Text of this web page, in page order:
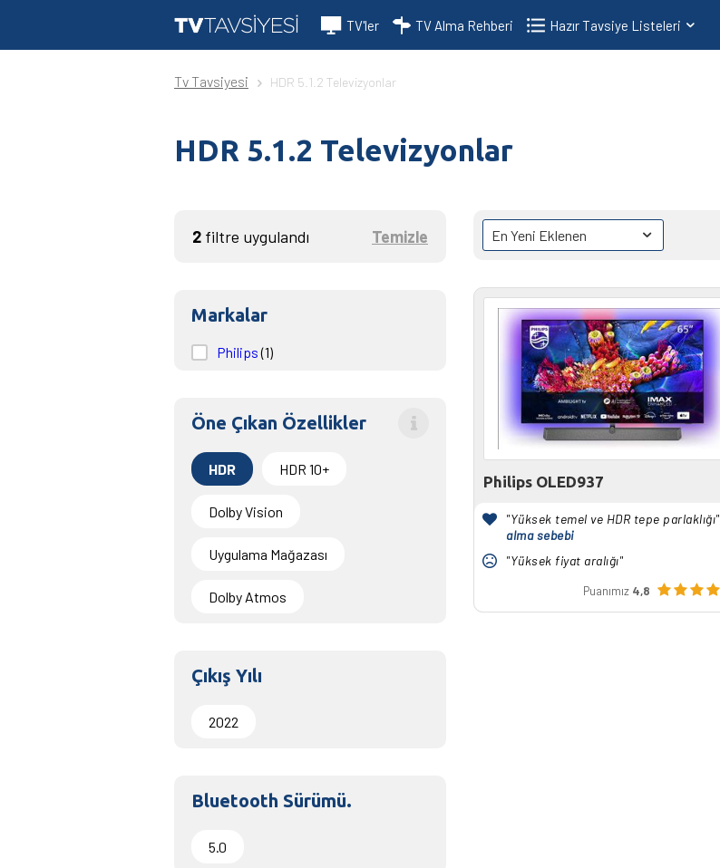
TV'ler TV Alma Rehberi Hazır Tavsiye Listeleri
Tv Tavsiyesi HDR 5.1.2 Televizyonlar
HDR 5.1.2 Televizyonlar
2 filtre uygulandı Temizle
Markalar
Philips(1)
Öne Çıkan Özellikler
HDR HDR 10+
Dolby Vision
Uygulama Mağazası
Dolby Atmos
Çıkış Yılı
2022
Bluetooth Sürümü.
5.0
Philips OLED937
"Yüksek temel ve HDR tepe parlaklığı"
alma sebebi
"Yüksek fiyat aralığı"
Puanımız 4,8